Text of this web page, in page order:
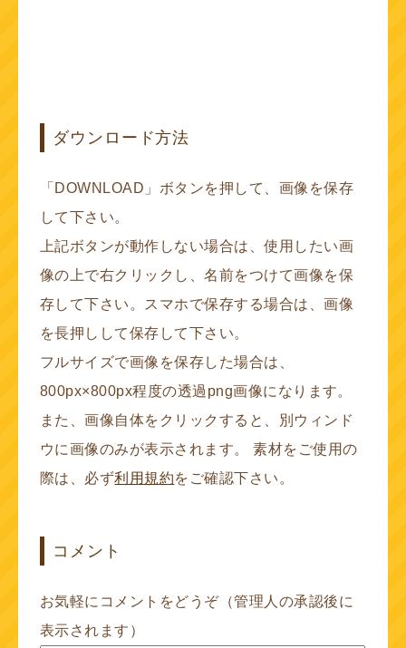
ダウンロード方法
「DOWNLOAD」ボタンを押して、画像を保存
して下さい。
上記ボタンが動作しない場合は、使用したい画
像の上で右クリックし、名前をつけて画像を保
存して下さい。スマホで保存する場合は、画像
を長押しして保存して下さい。
フルサイズで画像を保存した場合は、
800px×800px程度の透過png画像になります。
また、画像自体をクリックすると、別ウィンド
ウに画像のみが表示されます。 素材をご使用の
際は、必ず利用規約をご確認下さい。
コメント
お気軽にコメントをどうぞ（管理人の承認後に
表示されます）